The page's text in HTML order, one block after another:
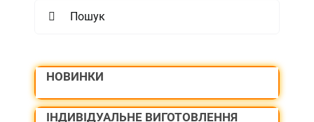
НОВИНКИ
ІНДИВІДУАЛЬНЕ ВИГОТОВЛЕННЯ